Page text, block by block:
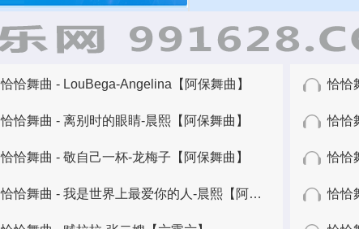
恰恰舞曲 - LouBega-Angelina【阿保舞曲】
恰恰舞曲 - 离别时的眼睛-晨熙【阿保舞曲】
恰恰舞曲 - 敬自己一杯-龙梅子【阿保舞曲】
恰恰舞曲 - 我是世界上最爱你的人-晨熙【阿保舞曲】
恰恰
恰恰
恰恰
恰恰